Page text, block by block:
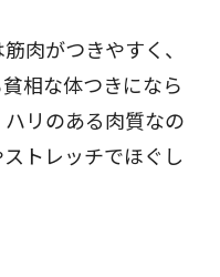
肉がつきやすく、
相な体つきになら
リのある肉質なの
トレッチでほぐし